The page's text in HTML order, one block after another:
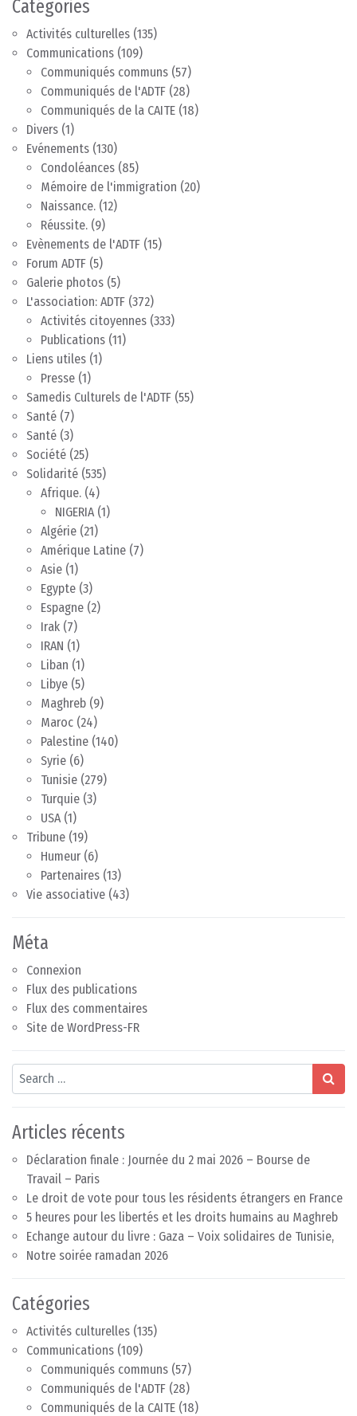
Catégories
Activités culturelles (135)
Communications (109)
Communiqués communs (57)
Communiqués de l'ADTF (28)
Communiqués de la CAITE (18)
Divers (1)
Evénements (130)
Condoléances (85)
Mémoire de l'immigration (20)
Naissance. (12)
Réussite. (9)
Evènements de l'ADTF (15)
Forum ADTF (5)
Galerie photos (5)
L'association: ADTF (372)
Activités citoyennes (333)
Publications (11)
Liens utiles (1)
Presse (1)
Samedis Culturels de l'ADTF (55)
Santé (7)
Santé (3)
Société (25)
Solidarité (535)
Afrique. (4)
NIGERIA(1)
Algérie (21)
Amérique Latine (7)
Asie (1)
Egypte (3)
Espagne (2)
Irak (7)
IRAN (1)
Liban (1)
Libye (5)
Maghreb (9)
Maroc (24)
Palestine (140)
Syrie (6)
Tunisie (279)
Turquie (3)
USA(1)
Tribune (19)
Humeur (6)
Partenaires (13)
Vie associative (43)
Méta
Connexion
Flux des publications
Flux des commentaires
Site de WordPress-FR
Search
Articles récents
Déclaration finale : Journée du 2 mai 2026 – Bourse de
Travail – Paris
Le droit de vote pour tous les résidents étrangers en France
5 heures pour les libertés et les droits humains au Maghreb
Echange autour du livre : Gaza – Voix solidaires de Tunisie,
Notre soirée ramadan 2026
Catégories
Activités culturelles (135)
Communications (109)
Communiqués communs (57)
Communiqués de l'ADTF (28)
Communiqués de la CAITE (18)